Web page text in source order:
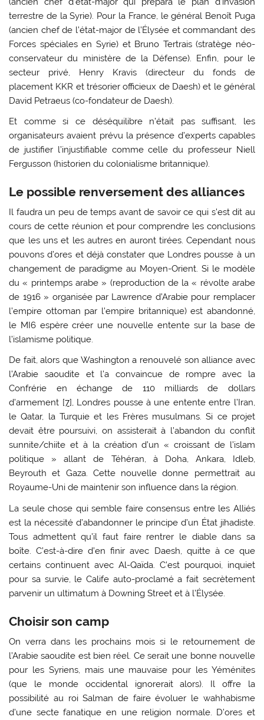
terrestre de la Syrie). Pour la France, le général Benoît Puga
(ancien chef de l’état-major de l’Élysée et commandant des
Forces spéciales en Syrie) et Bruno Tertrais (stratège néo-
conservateur du ministère de la Défense). Enfin, pour le
secteur privé, Henry Kravis (directeur du fonds de
placement KKR et trésorier officieux de Daesh) et le général
David Petraeus (co-fondateur de Daesh).
Et comme si ce déséquilibre n’était pas suffisant, les
organisateurs avaient prévu la présence d’experts capables
de justifier l’injustifiable comme celle du professeur Niell
Fergusson (historien du colonialisme britannique).
Le possible renversement des alliances
Il faudra un peu de temps avant de savoir ce qui s’est dit au
cours de cette réunion et pour comprendre les conclusions
que les uns et les autres en auront tirées. Cependant nous
pouvons d’ores et déjà constater que Londres pousse à un
changement de paradigme au Moyen-Orient. Si le modèle
du « printemps arabe » (reproduction de la « révolte arabe
de 1916 » organisée par Lawrence d’Arabie pour remplacer
l’empire ottoman par l’empire britannique) est abandonné,
le MI6 espère créer une nouvelle entente sur la base de
l’islamisme politique.
De fait, alors que Washington a renouvelé son alliance avec
l’Arabie saoudite et l’a convaincue de rompre avec la
Confrérie en échange de 110 milliards de dollars
d’armement [7], Londres pousse à une entente entre l’Iran,
le Qatar, la Turquie et les Frères musulmans. Si ce projet
devait être poursuivi, on assisterait à l’abandon du conflit
sunnite/chiite et à la création d’un « croissant de l’islam
politique » allant de Téhéran, à Doha, Ankara, Idleb,
Beyrouth et Gaza. Cette nouvelle donne permettrait au
Royaume-Uni de maintenir son influence dans la région.
La seule chose qui semble faire consensus entre les Alliés
est la nécessité d’abandonner le principe d’un État jihadiste.
Tous admettent qu’il faut faire rentrer le diable dans sa
boîte. C’est-à-dire d’en finir avec Daesh, quitte à ce que
certains continuent avec Al-Qaïda. C’est pourquoi, inquiet
pour sa survie, le Calife auto-proclamé a fait secrètement
parvenir un ultimatum à Downing Street et à l’Élysée.
Choisir son camp
On verra dans les prochains mois si le retournement de
l’Arabie saoudite est bien réel. Ce serait une bonne nouvelle
pour les Syriens, mais une mauvaise pour les Yéménites
(que le monde occidental ignorerait alors). Il offre la
possibilité au roi Salman de faire évoluer le wahhabisme
d’une secte fanatique en une religion normale. D’ores et